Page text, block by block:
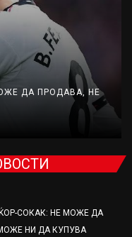
ДА ПРОДАВА, НЕ
СОКАК: НЕ МОЖЕ ДА
НИ ДА КУПУВА